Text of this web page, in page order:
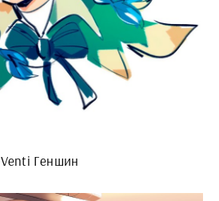
Venti Геншин